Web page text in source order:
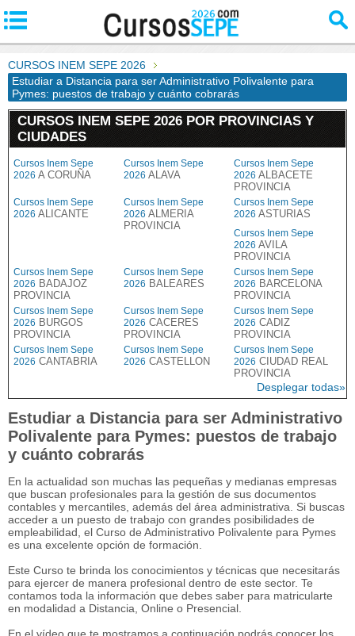
CURSOS INEM SEPE 2026
Estudiar a Distancia para ser Administrativo Polivalente para
Pymes: puestos de trabajo y cuánto cobrarás
CURSOS INEM SEPE 2026 POR PROVINCIAS Y
CIUDADES
Cursos Inem Sepe
2026 A CORUÑA
Cursos Inem Sepe
2026 ALAVA
Cursos Inem Sepe
2026 ALBACETE
PROVINCIA
Cursos Inem Sepe
2026 ALICANTE
Cursos Inem Sepe
2026 ALMERIA
PROVINCIA
Cursos Inem Sepe
2026 ASTURIAS
Cursos Inem Sepe
2026 AVILA
PROVINCIA
Cursos Inem Sepe
2026 BADAJOZ
PROVINCIA
Cursos Inem Sepe
2026 BALEARES
Cursos Inem Sepe
2026 BARCELONA
PROVINCIA
Cursos Inem Sepe
2026 BURGOS
PROVINCIA
Cursos Inem Sepe
2026 CACERES
PROVINCIA
Cursos Inem Sepe
2026 CADIZ
PROVINCIA
Cursos Inem Sepe
2026 CANTABRIA
Cursos Inem Sepe
2026 CASTELLON
Cursos Inem Sepe
2026 CIUDAD REAL
PROVINCIA
Desplegar todas»
Estudiar a Distancia para ser Administrativo
Polivalente para Pymes: puestos de trabajo
y cuánto cobrarás
En la actualidad son muchas las pequeñas y medianas empresas
que buscan profesionales para la gestión de sus documentos
contables y mercantiles, además del área administrativa. Si buscas
acceder a un puesto de trabajo con grandes posibilidades de
empleabilidad, el Curso de Administrativo Polivalente para Pymes
es una excelente opción de formación.
Este Curso te brinda los conocimientos y técnicas que necesitarás
para ejercer de manera profesional dentro de este sector. Te
contamos toda la información que debes saber para matricularte
en modalidad a Distancia, Online o Presencial.
En el vídeo que te mostramos a continuación podrás conocer los